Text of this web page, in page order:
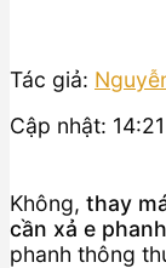
Tác giả:
Cập nhật: 14:21
Không, thay
cần xả e phanh
phanh thông